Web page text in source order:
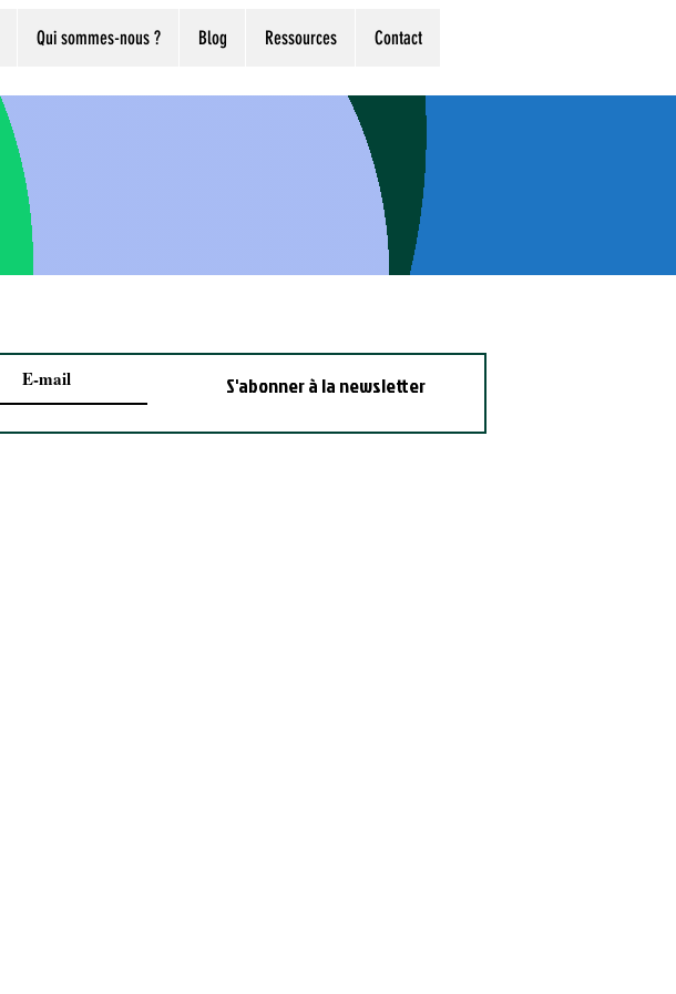
Qui sommes-nous ? Blog Ressources Contact
S'abonner à la newsletter